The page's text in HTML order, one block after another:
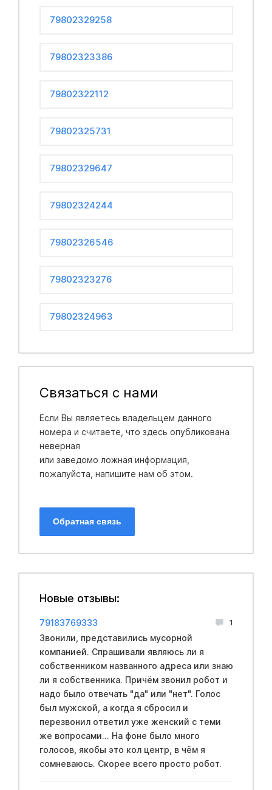
79802329258
79802323386
79802322112
79802325731
79802329647
79802324244
79802326546
79802323276
79802324963
Связаться с нами
Если Вы являетесь владельцем данного
номера и считаете, что здесь опубликована
неверная
или заведомо ложная информация,
пожалуйста, напишите нам об этом.
Обратная связь
Новые отзывы:
79183769333 1
Звонили, представились мусорной
компанией. Спрашивали являюсь ли я
собственником названного адреса или знаю
ли я собственника. Причём звонил робот и
надо было отвечать "да" или "нет". Голос
был мужской, а когда я сбросил и
перезвонил ответил уже женский с теми
же вопросами... На фоне было много
голосов, якобы это кол центр, в чём я
сомневаюсь. Скорее всего просто робот.